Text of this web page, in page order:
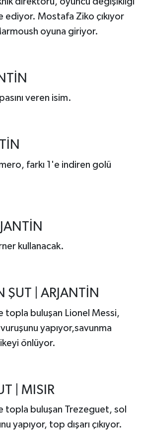
ediyor. Mostafa Ziko çıkıyor
oyuna giriyor.
veren isim.
farkı 1'e indiren golü
kullanacak.
ŞUT | ARJANTİN
topla buluşan Lionel Messi,
yapıyor,savunma
önlüyor.
| MISIR
topla buluşan Trezeguet, sol
yapıyor, top dışarı çıkıyor.